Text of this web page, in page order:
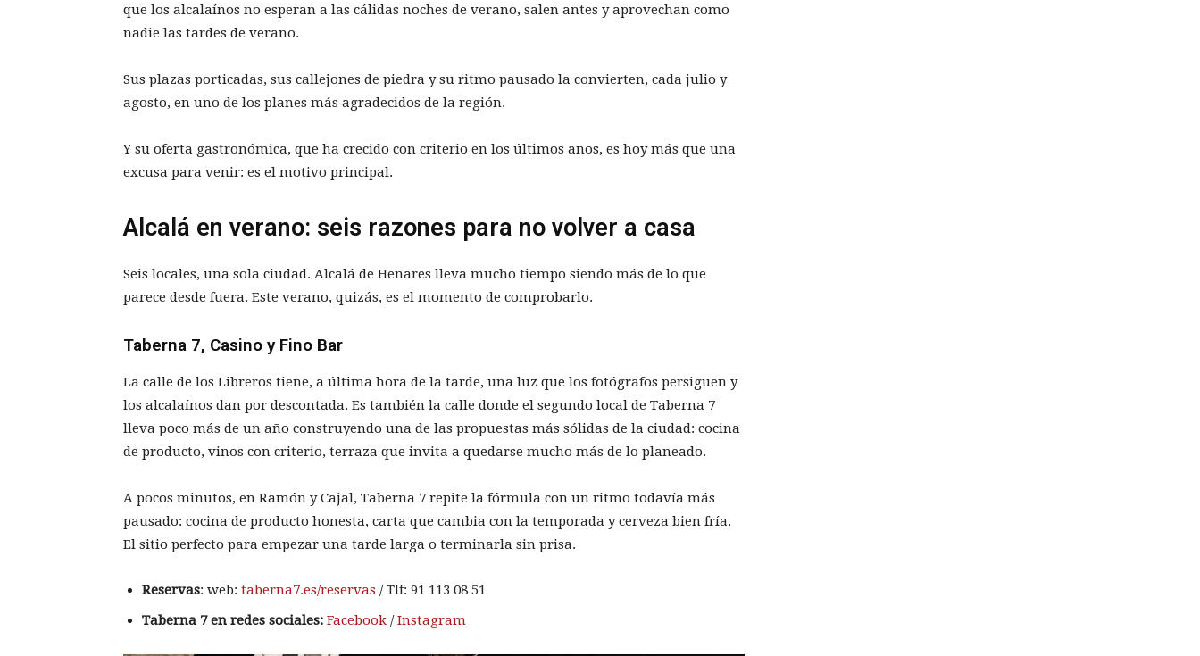
que los alcalaínos no esperan a las cálidas noches de verano, salen antes y aprovechan como
nadie las tardes de verano.
Sus plazas porticadas, sus callejones de piedra y su ritmo pausado la convierten, cada julio y
agosto, en uno de los planes más agradecidos de la región.
Y su oferta gastronómica, que ha crecido con criterio en los últimos años, es hoy más que una
excusa para venir: es el motivo principal.
Alcalá en verano: seis razones para no volver a casa
Seis locales, una sola ciudad. Alcalá de Henares lleva mucho tiempo siendo más de lo que
parece desde fuera. Este verano, quizás, es el momento de comprobarlo.
Taberna 7, Casino y Fino Bar
La calle de los Libreros tiene, a última hora de la tarde, una luz que los fotógrafos persiguen y
los alcalaínos dan por descontada. Es también la calle donde el segundo local de Taberna 7
lleva poco más de un año construyendo una de las propuestas más sólidas de la ciudad: cocina
de producto, vinos con criterio, terraza que invita a quedarse mucho más de lo planeado.
A pocos minutos, en Ramón y Cajal, Taberna 7 repite la fórmula con un ritmo todavía más
pausado: cocina de producto honesta, carta que cambia con la temporada y cerveza bien fría.
El sitio perfecto para empezar una tarde larga o terminarla sin prisa.
Reservas: web: taberna7.es/reservas / Tlf: 91 113 08 51
Taberna 7 en redes sociales: Facebook /Instagram